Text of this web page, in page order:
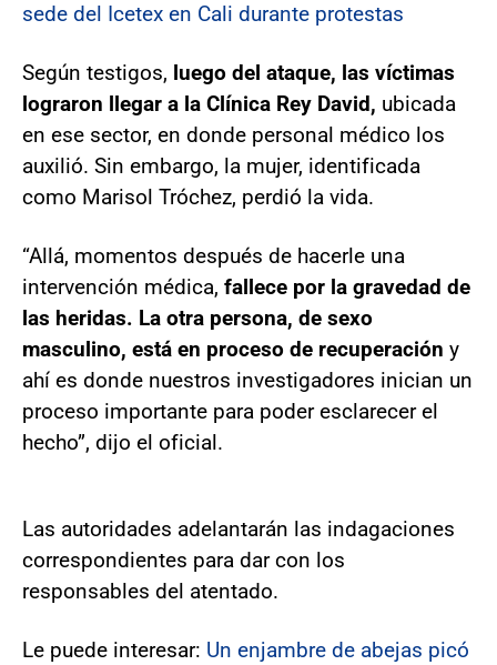
sede del Icetex en Cali durante protestas
Según testigos, luego del ataque, las víctimas
lograron llegar a la Clínica Rey David, ubicada
en ese sector, en donde personal médico los
auxilió. Sin embargo, la mujer, identificada
como Marisol Tróchez, perdió la vida.
“Allá, momentos después de hacerle una
intervención médica, fallece por la gravedad de
las heridas. La otra persona, de sexo
masculino, está en proceso de recuperación y
ahí es donde nuestros investigadores inician un
proceso importante para poder esclarecer el
hecho”, dijo el oficial.
Las autoridades adelantarán las indagaciones
correspondientes para dar con los
responsables del atentado.
Le puede interesar: Un enjambre de abejas picó